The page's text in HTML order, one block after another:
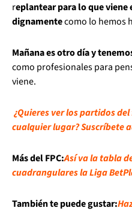
replantear para lo que viene
dignamentecomo lo hemos
Mañana es otro día y
como profesionales para
viene.
¿Quieres ver los partidos
cualquier lugar? Suscríbete
Más del FPC:Así va la tabla
cuadrangulares la Liga
También te puede gustar: